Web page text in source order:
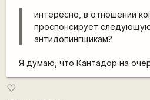
интересно, в отношении
проспонсирует
антидопингщикам?
Я думаю, что Кантадор на
favorite_border